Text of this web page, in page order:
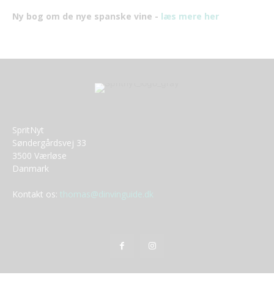
Ny bog om de nye spanske vine - læs mere her
SpritNyt
Søndergårdsvej 33
3500 Værløse
Danmark
Kontakt os: